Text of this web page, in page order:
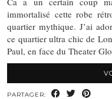
immortalisé cette robe
quartier mythique. J’ai
ce quartier ultra chic de
Paul, en face du Theater
PARTAGER: